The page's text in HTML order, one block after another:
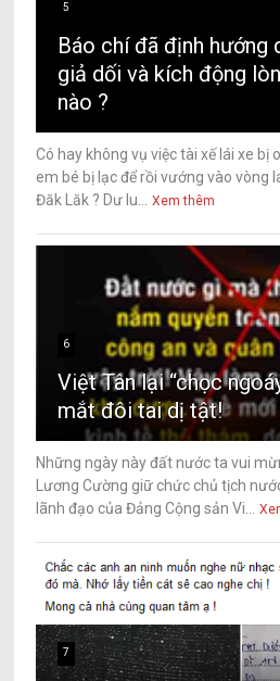
5
Báo chí đã định hướng
giả dối và kích động
nào ?
Có hay không vụ việc tài xế lái xe bị
em bé bị lạc để rồi vướng vào vòng
Đăk Lăk ? Dư lu...
Xem thêm
6
Việt Tân lại “chọc
mắt đôi tai dị tật!
Những ngày này đất nước ta vui
Lương Cường giữ chức chủ tịch
lãnh đạo của Đảng Cộng sản Vi...
7